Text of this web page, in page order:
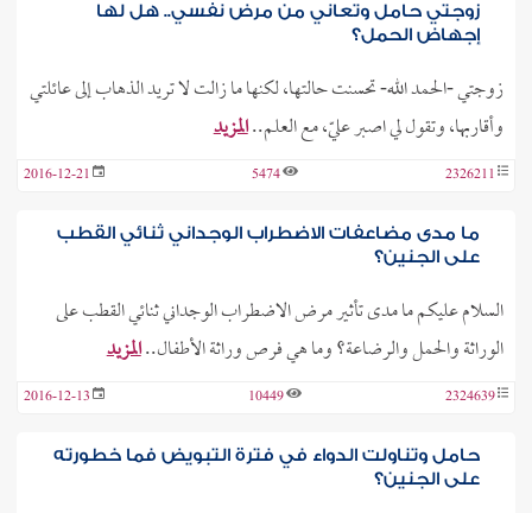
زوجتي حامل وتعاني من مرض نفسي.. هل لها
إجهاض الحمل؟
زوجتي -الحمد الله- تحسنت حالتها، لكنها ما زالت لا تريد الذهاب إلى عائلتي
وأقاربها، وتقول لي اصبر عليّ، مع العلم..المزيد
2326211
5474
2016-12-21
ما مدى مضاعفات الاضطراب الوجداني ثنائي القطب
على الجنين؟
السلام عليكم ما مدى تأثير مرض الاضطراب الوجداني ثنائي القطب على
الوراثة والحمل والرضاعة؟ وما هي فرص وراثة الأطفال..المزيد
2324639
10449
2016-12-13
حامل وتناولت الدواء في فترة التبويض فما خطورته
على الجنين؟